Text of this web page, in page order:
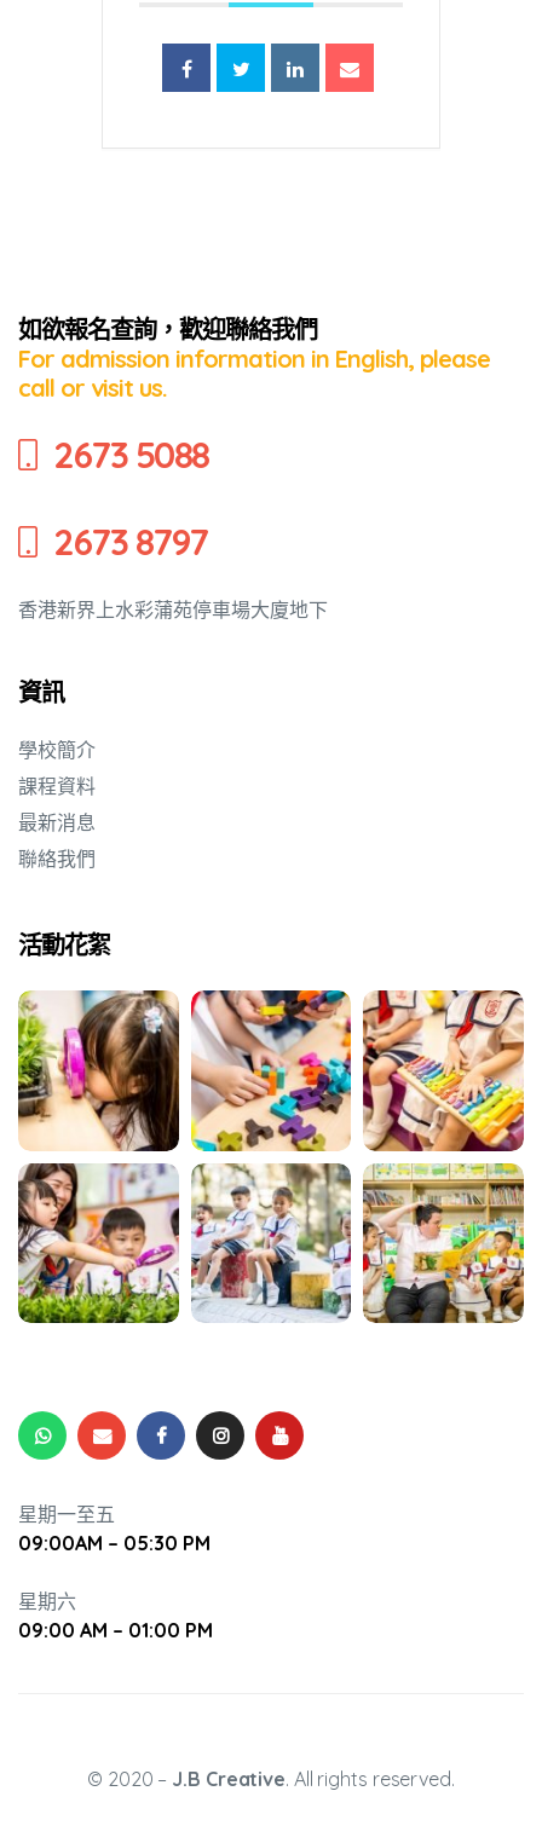
如欲報名查詢，歡迎聯絡我們
For admission information in English, please
call or visit us.
2673 5088
2673 8797
香港新界上水彩蒲苑停車場大廈地下
資訊
學校簡介
課程資料
最新消息
聯絡我們
活動花絮
星期一至五
09:00AM – 05:30 PM
星期六
09:00 AM – 01:00 PM
© 2020 – J.B Creative. All rights reserved.
天地
兒正